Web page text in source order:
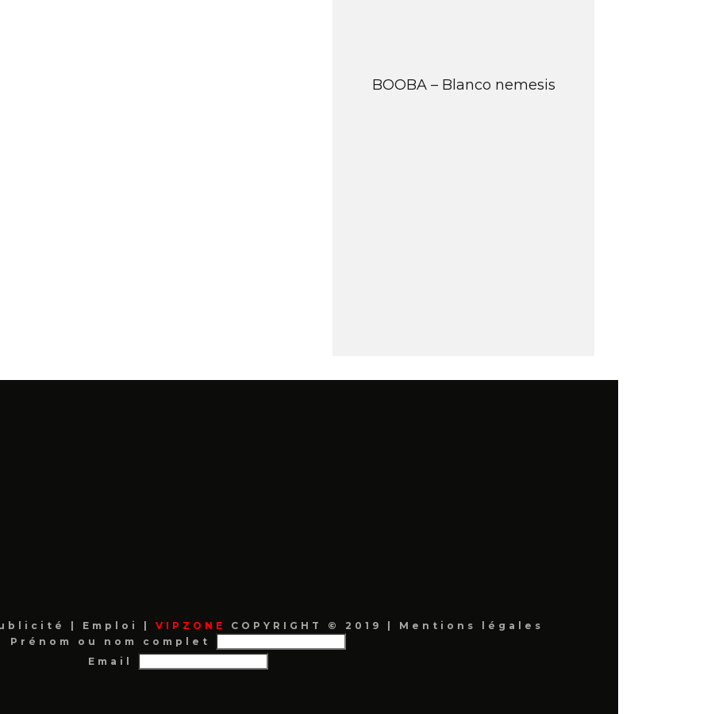
BOOBA – Blanco nemesis
Emploi VIPZONE COPYRIGHT © 2019 |
Mentions légales
Prénom ou nom complet
Email